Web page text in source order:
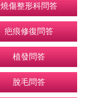
燒傷整形科問答
疤痕修復問答
植發問答
脫毛問答